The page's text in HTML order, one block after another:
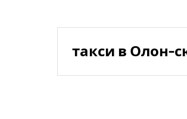
такси в Олон-